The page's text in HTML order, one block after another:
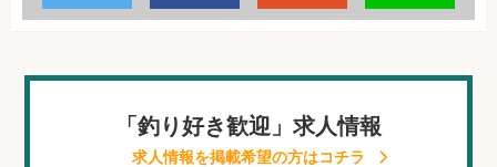
「釣り好き歓迎」求人情報
求人情報を掲載希望の方はコチラ